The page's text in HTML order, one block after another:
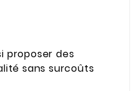
proposer des
sans surcoûts